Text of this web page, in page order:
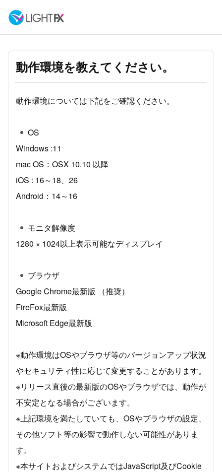
動作環境を教えてください。
動作環境については下記をご確認ください。
OS
Windows :11
mac OS：OSX 10.10 以降
iOS : 16～18、26
Android：14～16
モニタ解像度
1280 × 1024以上表示可能なディスプレイ
ブラウザ
Google Chrome最新版 （推奨）
FireFox最新版
Microsoft Edge最新版
※動作環境はOSやブラウザ等のバージョンアップ状況
やセキュリティ性に応じて変更することがあります。
※リリース直後の最新版のOSやブラウザでは、動作が
不安定となる場合がございます。
※上記環境を満たしていても、OSやブラウザの設定、
その他ソフト等の影響で動作しない可能性がありま
す。
※本サイトおよびシステムではJavaScript及びCookie